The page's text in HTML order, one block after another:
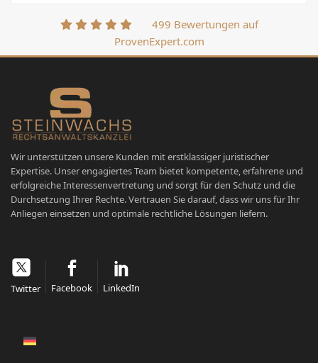
499 Bewertungen auf
ProvenExpert.com
Wir unterstützen unsere Kunden mit erstklassiger juristischer
Expertise. Unser engagiertes Team bietet kompetente, erfahrene und
erfolgreiche Interessenvertretung und sorgt für den Schutz und die
Durchsetzung Ihrer Rechte. Vertrauen Sie darauf, dass wir uns für Ihr
Anliegen einsetzen und optimale rechtliche Lösungen liefern.
Twitter Facebook LinkedIn